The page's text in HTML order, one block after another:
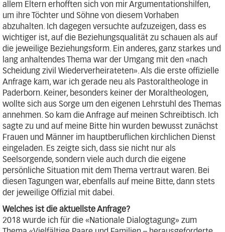
allem Eltern erhofften sich von mir Argumentationshilfen,
um ihre Töchter und Söhne von diesem Vorhaben
abzuhalten. Ich dagegen versuchte aufzuzeigen, dass es
wichtiger ist, auf die Beziehungsqualität zu schauen als auf
die jeweilige Beziehungsform. Ein anderes, ganz starkes und
lang anhaltendes Thema war der Umgang mit den «nach
Scheidung zivil Wiederverheirateten». Als die erste offizielle
Anfrage kam, war ich gerade neu als Pastoraltheologe in
Paderborn. Keiner, besonders keiner der Moraltheologen,
wollte sich aus Sorge um den eigenen Lehrstuhl des Themas
annehmen. So kam die Anfrage auf meinen Schreibtisch. Ich
sagte zu und auf meine Bitte hin wurden bewusst zunächst
Frauen und Männer im hauptberuflichen kirchlichen Dienst
eingeladen. Es zeigte sich, dass sie nicht nur als
Seelsorgende, sondern viele auch durch die eigene
persönliche Situation mit dem Thema vertraut waren. Bei
diesen Tagungen war, ebenfalls auf meine Bitte, dann stets
der jeweilige Offizial mit dabei.
Welches ist die aktuellste Anfrage?
2018 wurde ich für die «Nationale Dialogtagung» zum